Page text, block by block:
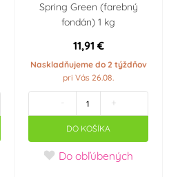
Spring Green (farebný
fondán) 1 kg
11,91 €
Naskladňujeme do 2 týždňov
pri Vás 26.08.
- +
DO KOŠÍKA
Do obľúbených